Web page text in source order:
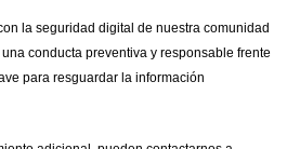
la seguridad digital de nuestra comunidad
conducta preventiva y responsable frente
para resguardar la información